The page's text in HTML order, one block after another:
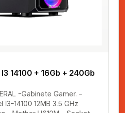
14100 + 16Gb + 240Gb
-Gabinete Gamer. -
14100 12MB 3.5 GHz